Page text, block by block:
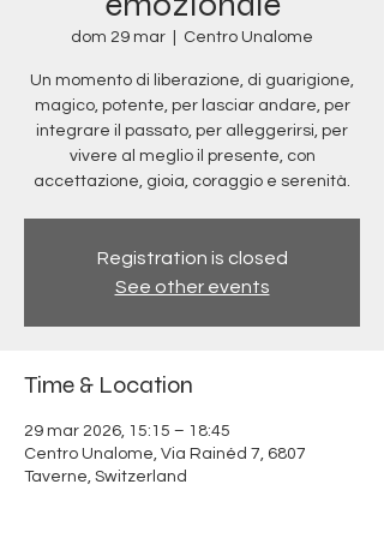
dom 29 mar Centro Unalome
Un momento di liberazione, di guarigione,
magico, potente, per lasciar andare, per
integrare il passato, per alleggerirsi, per
vivere al meglio il presente, con
accettazione, gioia, coraggio e serenità.
Registration is closed
See other events
Time & Location
29 mar 2026, 15:15 – 18:45
Centro Unalome, Via Rainéd 7, 6807
Taverne, Switzerland